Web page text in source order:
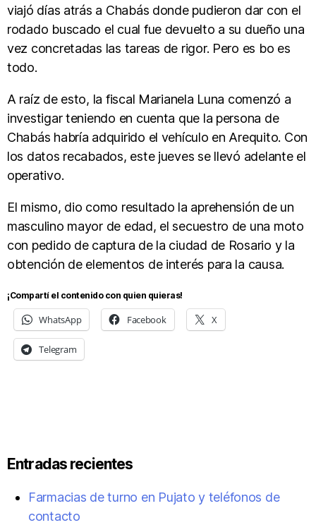
viajó días atrás a Chabás donde pudieron dar con el
rodado buscado el cual fue devuelto a su dueño una
vez concretadas las tareas de rigor. Pero es bo es
todo.
A raíz de esto, la fiscal Marianela Luna comenzó a
investigar teniendo en cuenta que la persona de
Chabás habría adquirido el vehículo en Arequito. Con
los datos recabados, este jueves se llevó adelante el
operativo.
El mismo, dio como resultado la aprehensión de un
masculino mayor de edad, el secuestro de una moto
con pedido de captura de la ciudad de Rosario y la
obtención de elementos de interés para la causa.
¡Compartí el contenido con quien quieras!
WhatsApp Facebook X
Telegram
Entradas recientes
Farmacias de turno en Pujato y teléfonos de
contacto